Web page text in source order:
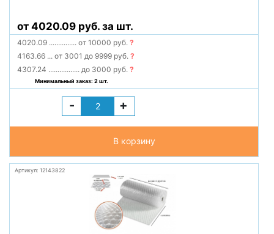
от 4020.09 руб. за шт.
4020.09 ............... от 10000 руб.?
4163.66 ... от 3001 до 9999 руб.?
4307.24 ................. до 3000 руб.?
Минимальный заказ: 2 шт.
- +
В корзину
Артикул: 12143822